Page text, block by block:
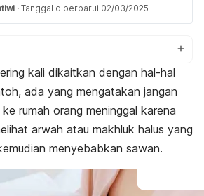
· Tanggal diperbarui 02/03/2025
kali dikaitkan dengan hal-hal
ada yang mengatakan jangan
rumah orang meninggal karena
arwah atau makhluk halus yang
menyebabkan sawan.